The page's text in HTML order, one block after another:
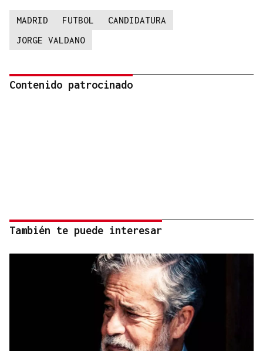
MADRID FUTBOL
CANDIDATURA
JORGE VALDANO
Contenido patrocinado
También te puede interesar